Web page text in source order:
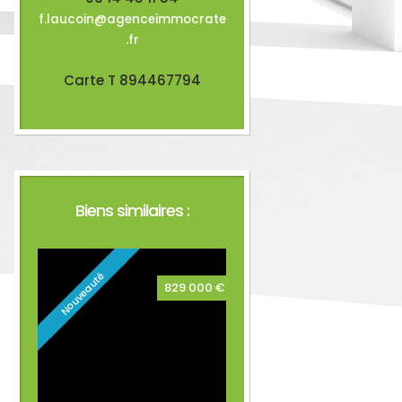
f.laucoin@agenceimmocrate
.fr
Carte T 894467794
Biens similaires :
Nouveauté 829 000 €